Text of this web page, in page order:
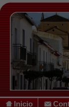
Inicio